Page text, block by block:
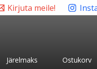
Kirjuta meile!
Järelmaks Ostukorv